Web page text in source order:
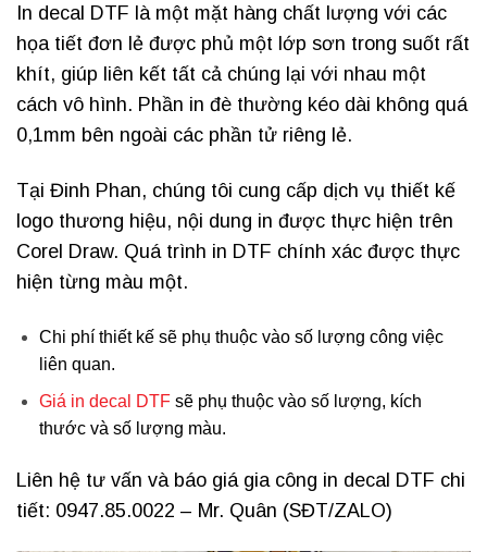
In decal DTF là một mặt hàng chất lượng với các
họa tiết đơn lẻ được phủ một lớp sơn trong suốt rất
khít, giúp liên kết tất cả chúng lại với nhau một
cách vô hình. Phần in đè thường kéo dài không quá
0,1mm bên ngoài các phần tử riêng lẻ.
Tại Đinh Phan, chúng tôi cung cấp dịch vụ thiết kế
logo thương hiệu, nội dung in được thực hiện trên
Corel Draw. Quá trình in DTF chính xác được thực
hiện từng màu một.
Chi phí thiết kế sẽ phụ thuộc vào số lượng công việc
liên quan.
Giá in decal DTFsẽ phụ thuộc vào số lượng, kích
thước và số lượng màu.
Liên hệ tư vấn và báo giá gia công in decal DTF chi
tiết: 0947.85.0022 – Mr. Quân (SĐT/ZALO)